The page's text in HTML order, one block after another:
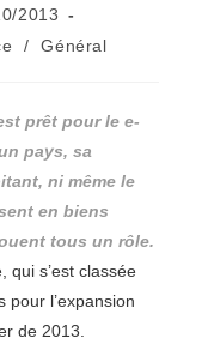
2013
/ Général
prêt pour le e-
pays, sa
ni même le
en biens
tous un rôle.
qui s’est classée
pour l’expansion
de 2013.